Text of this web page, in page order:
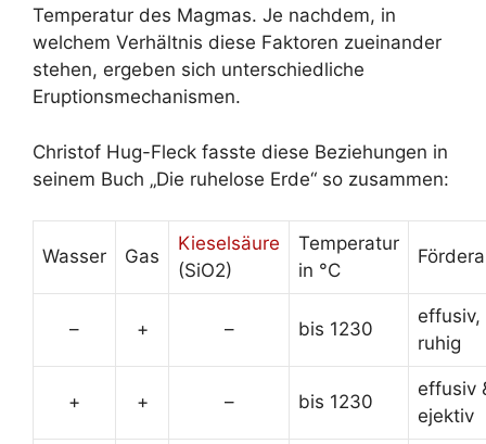
Temperatur des Magmas. Je nachdem, in
welchem Verhältnis diese Faktoren zueinander
stehen, ergeben sich unterschiedliche
Eruptionsmechanismen.
Christof Hug-Fleck fasste diese Beziehungen in
seinem Buch „Die ruhelose Erde“ so zusammen:
Wasser Gas
Kieselsäure
(SiO2)
Temperatur
in °C
– + – bis 1230
effusiv,
ruhig
+ + – bis 1230
effusiv
ejektiv